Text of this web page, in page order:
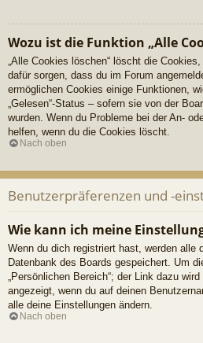
Wozu ist die Funktion „Alle
„Alle Cookies löschen“ löscht die
dafür sorgen, dass du im Forum
ermöglichen Cookies einige Funktionen,
„Gelesen“-Status – sofern sie von der
wurden. Wenn du Probleme bei der An-
helfen, wenn du die Cookies löscht.
Nach oben
Benutzerpräferenzen und -
Wie kann ich meine
Wenn du dich registriert hast, werden alle
Datenbank des Boards gespeichert. Um
„Persönlichen Bereich“; der Link dazu
angezeigt, wenn du auf deinen
alle deine Einstellungen ändern.
Nach oben